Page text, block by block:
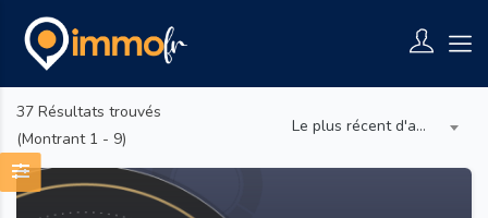
37 Résultats trouvés
(Montrant 1 - 9)
Le plus récent d'abord